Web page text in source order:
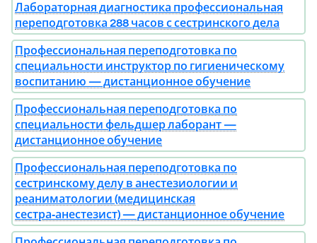
Лабораторная диагностика профессиональная
переподготовка 288 часов с сестринского дела
Профессиональная переподготовка по
специальности инструктор по гигиеническому
воспитанию — дистанционное обучение
Профессиональная переподготовка по
специальности фельдшер лаборант —
дистанционное обучение
Профессиональная переподготовка по
сестринскому делу в анестезиологии и
реаниматологии (медицинская
сестра‑анестезист) — дистанционное обучение